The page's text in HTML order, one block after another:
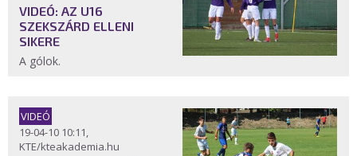
VIDEÓ: AZ U16
SZEKSZÁRD ELLENI
SIKERE
A gólok.
VIDEÓ
19-04-10 10:11,
KTE/kteakademia.hu